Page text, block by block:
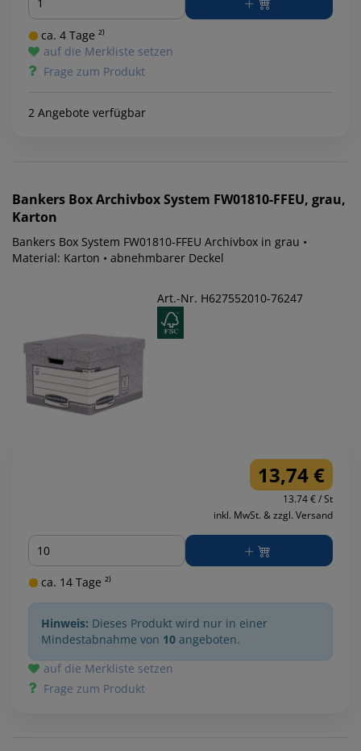
ca. 4 Tage ²⁾
auf die Merkliste setzen
Frage zum Produkt
2 Angebote verfügbar
Bankers BoxArchivbox System FW01810-FFEU, grau,
Karton
Bankers Box System FW01810-FFEU Archivbox in grau •
Material: Karton • abnehmbarer Deckel
Art.-Nr. H627552010-76247
13,74 €
13.74 € / St
inkl. MwSt. & zzgl. Versand
Menge
ca. 14 Tage ²⁾
Hinweis: Dieses Produkt wird nur in einer
Mindestabnahme von 10 angeboten.
auf die Merkliste setzen
Frage zum Produkt